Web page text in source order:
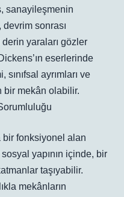
sanayileşmenin
sonrası
derin yaraları gözler
eserlerinde
ayrımları ve
bir mekân olabilir.
bir fonksiyonel alan
yapının içinde, bir
taşıyabilir.
mekânların